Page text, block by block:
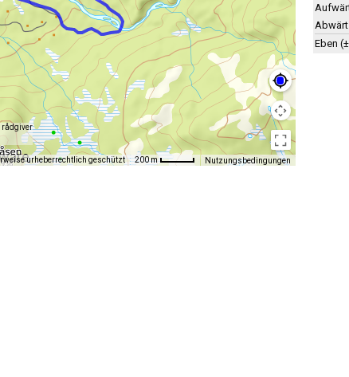
rådgiver
urheberrechtlich geschützt 200 m Nutzungsbedingungen
Eben